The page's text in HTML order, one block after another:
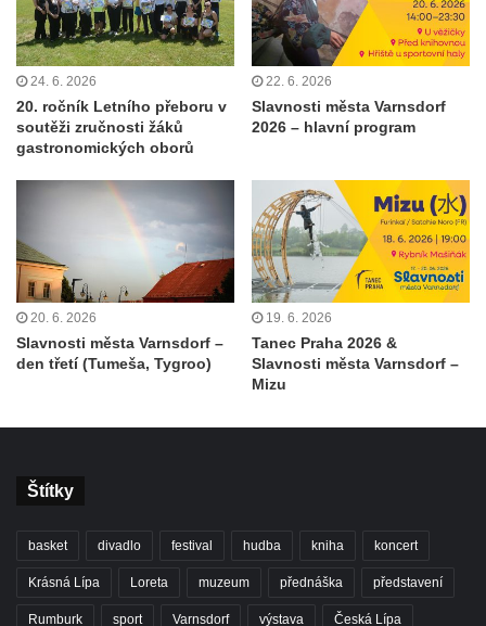
24. 6. 2026
20. ročník Letního přeboru v
soutěži zručnosti žáků
gastronomických oborů
22. 6. 2026
Slavnosti města Varnsdorf
2026 – hlavní program
20. 6. 2026
Slavnosti města Varnsdorf –
den třetí (Tumeša, Tygroo)
19. 6. 2026
Tanec Praha 2026 &
Slavnosti města Varnsdorf –
Mizu
Štítky
basket divadlo festival hudba kniha koncert
Krásná Lípa Loreta muzeum přednáška představení
Rumburk sport Varnsdorf výstava Česká Lípa